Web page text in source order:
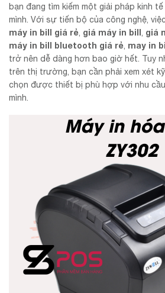
bạn đang tìm kiếm một giải pháp kinh
mình. Với sự tiến bộ của công nghệ,
máy in bill giá rẻ giá máy in bill giá
máy in bill bluetooth giá rẻ may in
trở nên dễ dàng hơn bao giờ hết. Tuy
trên thị trường, bạn cần phải xem xét
chọn được thiết bị phù hợp với nhu
mình.